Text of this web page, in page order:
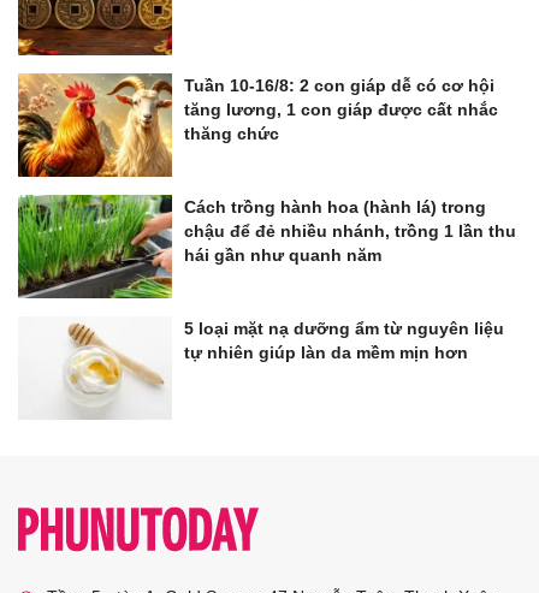
Tuần 10-16/8: 2 con giáp dễ có cơ hội
tăng lương, 1 con giáp được cất nhắc
thăng chức
Cách trồng hành hoa (hành lá) trong
chậu để đẻ nhiều nhánh, trồng 1 lần thu
hái gần như quanh năm
5 loại mặt nạ dưỡng ẩm từ nguyên liệu
tự nhiên giúp làn da mềm mịn hơn